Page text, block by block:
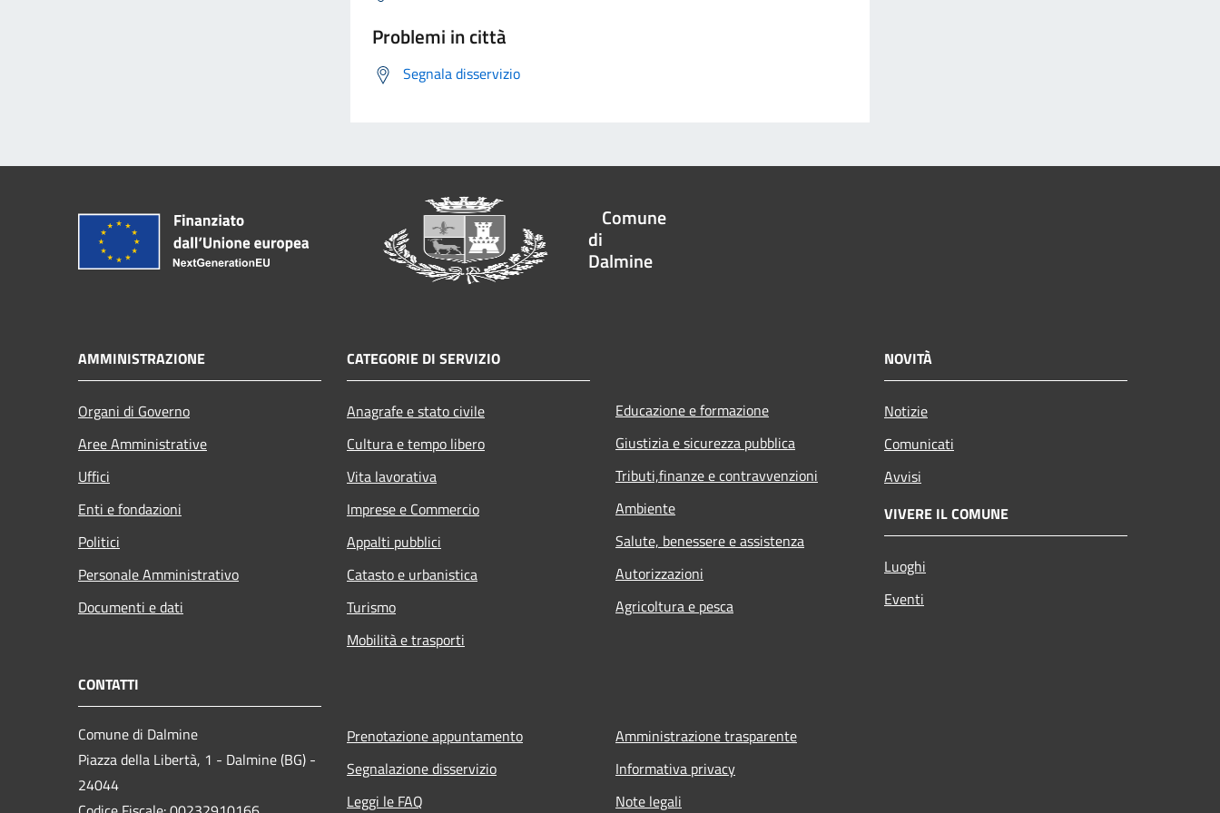
Problemi in città
Segnala disservizio
Comune
di
Dalmine
AMMINISTRAZIONE
Organi di Governo
Aree Amministrative
Uffici
Enti e fondazioni
Politici
Personale Amministrativo
Documenti e dati
CATEGORIE DI SERVIZIO
Anagrafe e stato civile
Cultura e tempo libero
Vita lavorativa
Imprese e Commercio
Appalti pubblici
Catasto e urbanistica
Turismo
Mobilità e trasporti
Educazione e formazione
Giustizia e sicurezza pubblica
Tributi,finanze e contravvenzioni
Ambiente
Salute, benessere e assistenza
Autorizzazioni
Agricoltura e pesca
NOVITÀ
Notizie
Comunicati
Avvisi
VIVERE IL COMUNE
Luoghi
Eventi
CONTATTI
Comune di Dalmine
Piazza della Libertà, 1 - Dalmine (BG) -
24044
Prenotazione appuntamento
Segnalazione disservizio
Leggi le FAQ
Amministrazione trasparente
Informativa privacy
Note legali